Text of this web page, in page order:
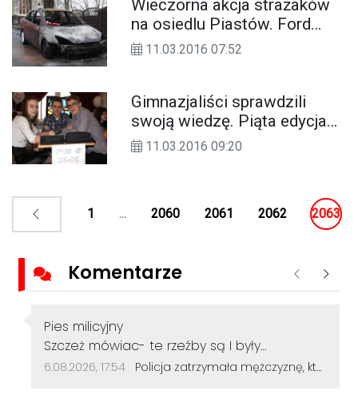
Wieczorna akcja strażaków
na osiedlu Piastów. Ford
zapalił się podczas jazdy.
11.03.2016 07:52
Gimnazjaliści sprawdzili
swoją wiedzę. Piąta edycja
konkursu „Chemiczna
11.03.2016 09:20
1 ... 2060 2061 2062 2063
Komentarze Poprzednie
Autor komentarza:
Pies milicyjny
Treść komentarza:
Szczeż mówiac- te rzeźby są I były
szkaradne. Chociaż teraz mają ciekawą
Data dodania komentarza:
6.08.2026, 17:54 Źródło komentarza:
Policja zatrzymała mężczyznę, który dewastował koziołki siekierą! Odcięte elementy zakopał w ogródku